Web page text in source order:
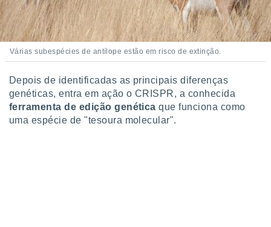
Várias subespécies de antílope estão em risco de extinção.
Depois de identificadas as principais diferenças
genéticas, entra em ação o CRISPR, a conhecida
ferramenta de edição genéticaque funciona como
uma espécie de "tesoura molecular".